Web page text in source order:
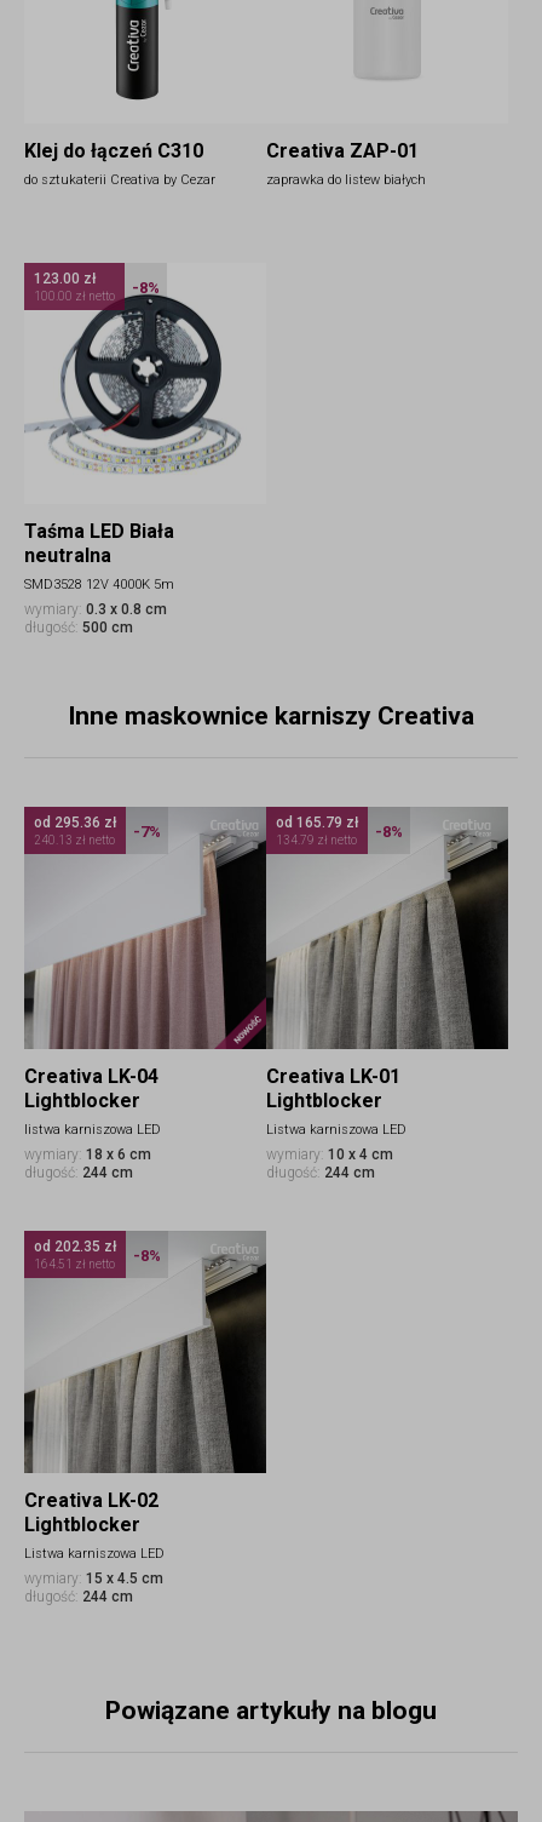
Klej do łączeń C310
do sztukaterii Creativa by Cezar
Creativa ZAP-01
zaprawka do listew białych
Taśma LED Biała
neutralna
SMD3528 12V 4000K 5m
wymiary: 0.3 x 0.8 cm
długość: 500 cm
123.00 zł
100.00 zł netto -8%
Inne maskownice karniszy Creativa
Creativa LK-04
Lightblocker
listwa karniszowa LED
wymiary: 18 x 6 cm
długość: 244 cm
od 295.36 zł
240.13 zł netto -7%
Creativa LK-01
Lightblocker
Listwa karniszowa LED
wymiary: 10 x 4 cm
długość: 244 cm
od 165.79 zł
134.79 zł netto -8%
Creativa LK-02
Lightblocker
Listwa karniszowa LED
wymiary: 15 x 4.5 cm
długość: 244 cm
od 202.35 zł
164.51 zł netto -8%
Powiązane artykuły na blogu